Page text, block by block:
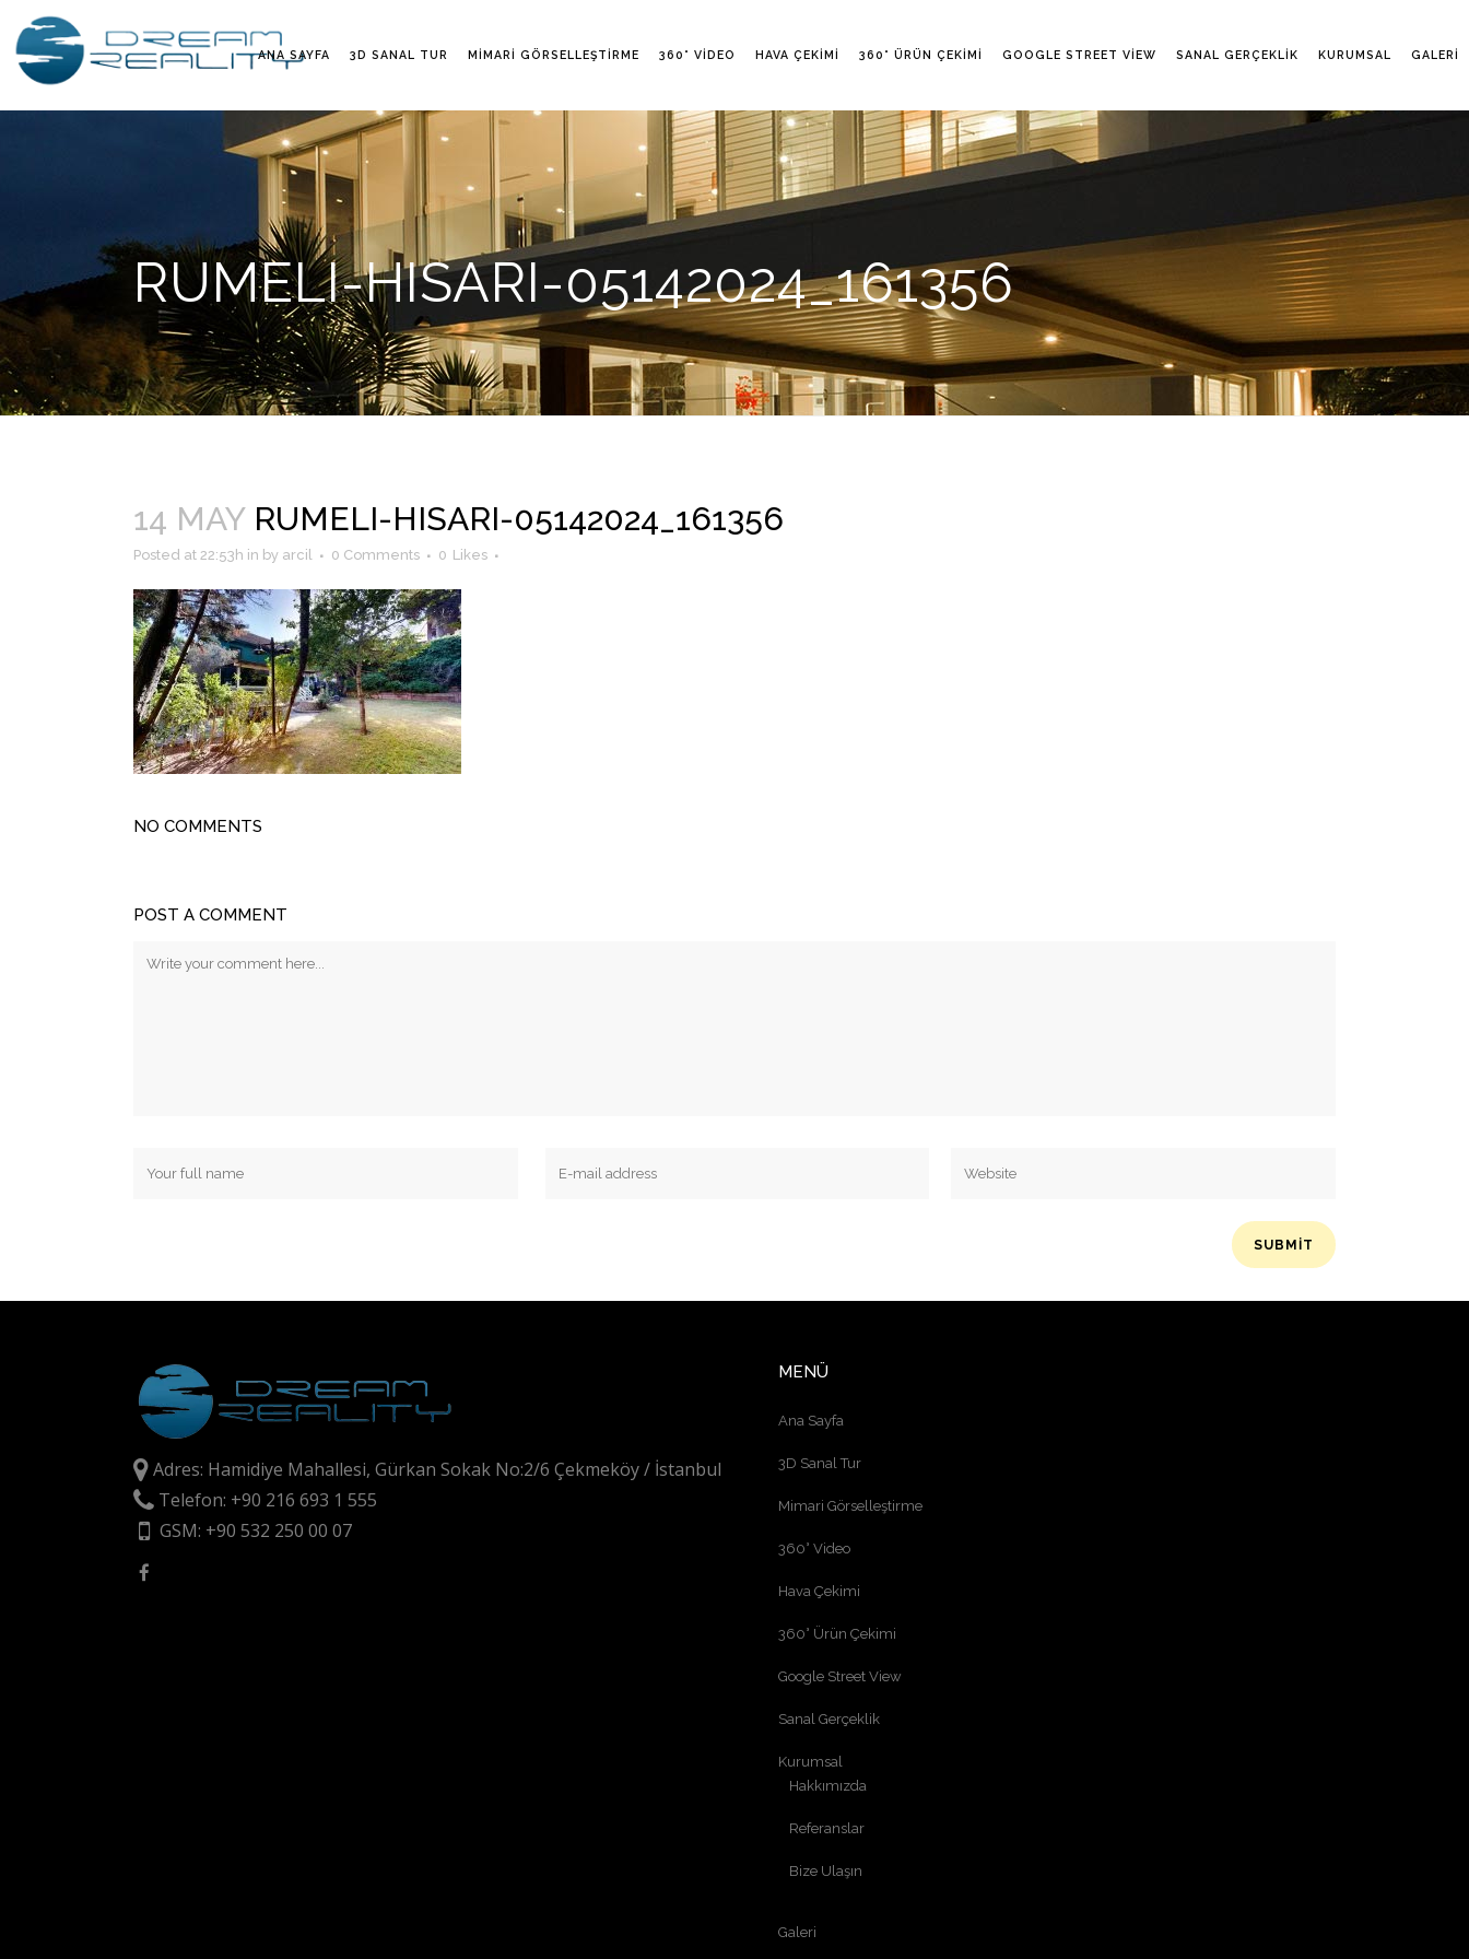
ANA SAYFA 3D SANAL TUR MIMARI GÖRSELLEŞTIRME 360° VIDEO HAVA ÇEKIMI 360° ÜRÜN ÇEKIMI GOOGLE STREET VIEW SANAL GERÇEKLIK KURUMSAL GALERI
RUMELI-HISARI-05142024_161356
14 MAYRUMELI-HISARI-05142024_161356
Posted at 22:53h in by arcil 0 Comments 0 Likes
NO COMMENTS
POST A COMMENT
Adres: Hamidiye Mahallesi, Gürkan Sokak No:2/6 Çekmeköy / İstanbul
Telefon: +90 216 693 1 555
GSM: +90 532 250 00 07
MENÜ
Ana Sayfa
3D Sanal Tur
Mimari Görselleştirme
360° Video
Hava Çekimi
360° Ürün Çekimi
Google Street View
Sanal Gerçeklik
Kurumsal
Hakkımızda
Referanslar
Bize Ulaşın
Galeri